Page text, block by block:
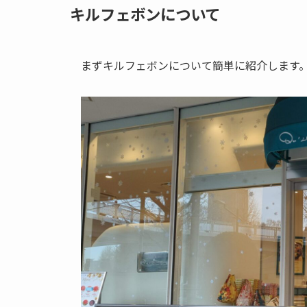
キルフェボンについて
まずキルフェボンについて簡単に紹介します